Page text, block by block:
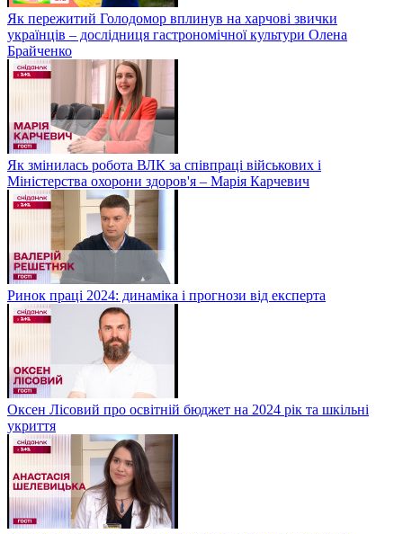
Як пережитий Голодомор вплинув на харчові звички
українців – дослідниця гастрономічної культури Олена
Брайченко
Як змінилась робота ВЛК за співпраці військових і
Міністерства охорони здоров'я – Марія Карчевич
Ринок праці 2024: динаміка і прогнози від експерта
Оксен Лісовий про освітній бюджет на 2024 рік та шкільні
укриття